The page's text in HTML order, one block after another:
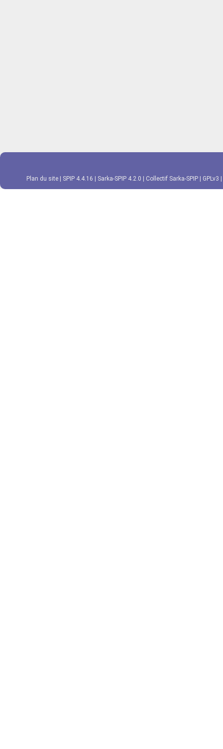
Plan du site SPIP 4.4.16 Sarka-SPIP 4.2.0 Collectif Sarka-SPIP GPLv3